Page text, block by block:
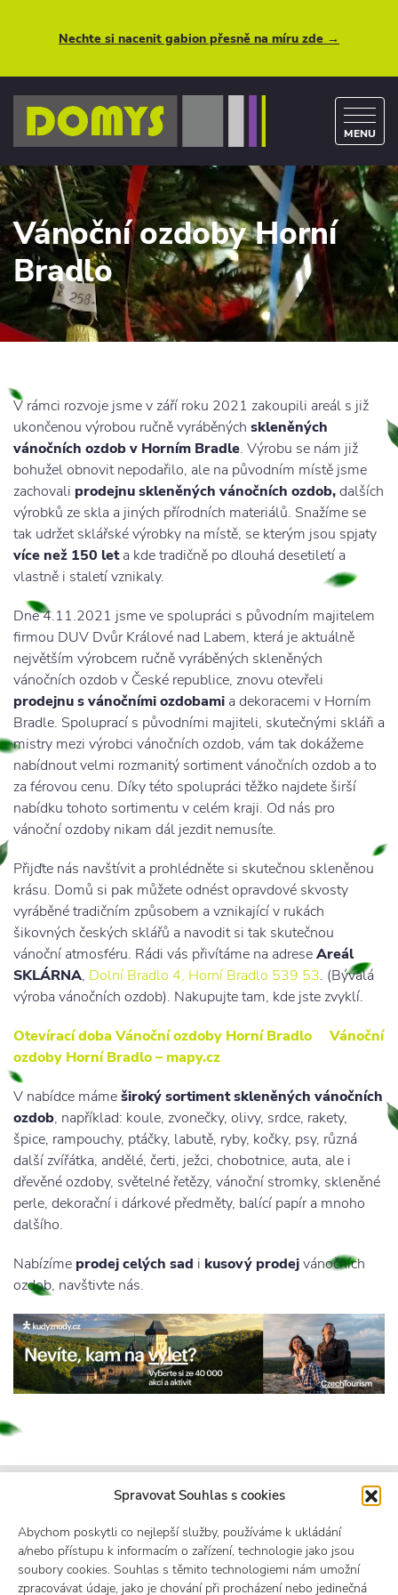
Spravovat Souhlas s cookies
Abychom poskytli co nejlepší služby, používáme k ukládání
a/nebo přístupu k informacím o zařízení, technologie jako jsou
soubory cookies. Souhlas s těmito technologiemi nám umožní
zpracovávat údaje, jako je chování při procházení nebo jedinečná
Nechte si nacenit gabion přesně na míru zde →
MENU
Vánoční ozdoby Horní
Bradlo
V rámci rozvoje jsme v září roku 2021 zakoupili areál s již
ukončenou výrobou ručně vyráběných skleněných
vánočních ozdob v Horním Bradle. Výrobu se nám již
bohužel obnovit nepodařilo, ale na původním místě jsme
zachovali prodejnu skleněných vánočních ozdob,dalších
výrobků ze skla a jiných přírodních materiálů. Snažíme se
tak udržet sklářské výrobky na místě, se kterým jsou spjaty
více než 150 leta kde tradičně po dlouhá desetiletí a
vlastně i staletí vznikaly.
Dne 4.11.2021 jsme ve spolupráci s původním majitelem
firmou DUV Dvůr Králové nad Labem, která je aktuálně
největším výrobcem ručně vyráběných skleněných
vánočních ozdob v České republice, znovu otevřeli
prodejnu s vánočními ozdobami a dekoracemi v Horním
Bradle. Spoluprací s původními majiteli, skutečnými skláři a
mistry mezi výrobci vánočních ozdob, vám tak dokážeme
nabídnout velmi rozmanitý sortiment vánočních ozdob a to
za férovou cenu. Díky této spolupráci těžko najdete širší
nabídku tohoto sortimentu v celém kraji. Od nás pro
vánoční ozdoby nikam dál jezdit nemusíte.
Přijďte nás navštívit a prohlédněte si skutečnou skleněnou
krásu. Domů si pak můžete odnést opravdové skvosty
vyráběné tradičním způsobem a vznikající v rukách
šikovných českých sklářů a navodit si tak skutečnou
vánoční atmosféru. Rádi vás přivítáme na adreseAreál
SKLÁRNA, Dolní Bradlo 4, Horní Bradlo 539 53. (Bývalá
výroba vánočních ozdob). Nakupujte tam, kde jste zvyklí.
Otevírací doba Vánoční ozdoby Horní Bradlo
Vánoční
ozdoby Horní Bradlo – mapy.cz
V nabídce mámeširoký sortiment skleněných vánočních
ozdob, například: koule, zvonečky, olivy, srdce, rakety,
špice, rampouchy, ptáčky, labutě, ryby, kočky, psy, různá
další zvířátka, andělé, čerti, ježci, chobotnice, auta, ale i
dřevěné ozdoby, světelné řetězy, vánoční stromky, skleněné
perle, dekorační i dárkové předměty, balící papír a mnoho
dalšího.
Nabízíme prodej celých sad i kusový prodejvánočních
ozdob, navštivte nás.